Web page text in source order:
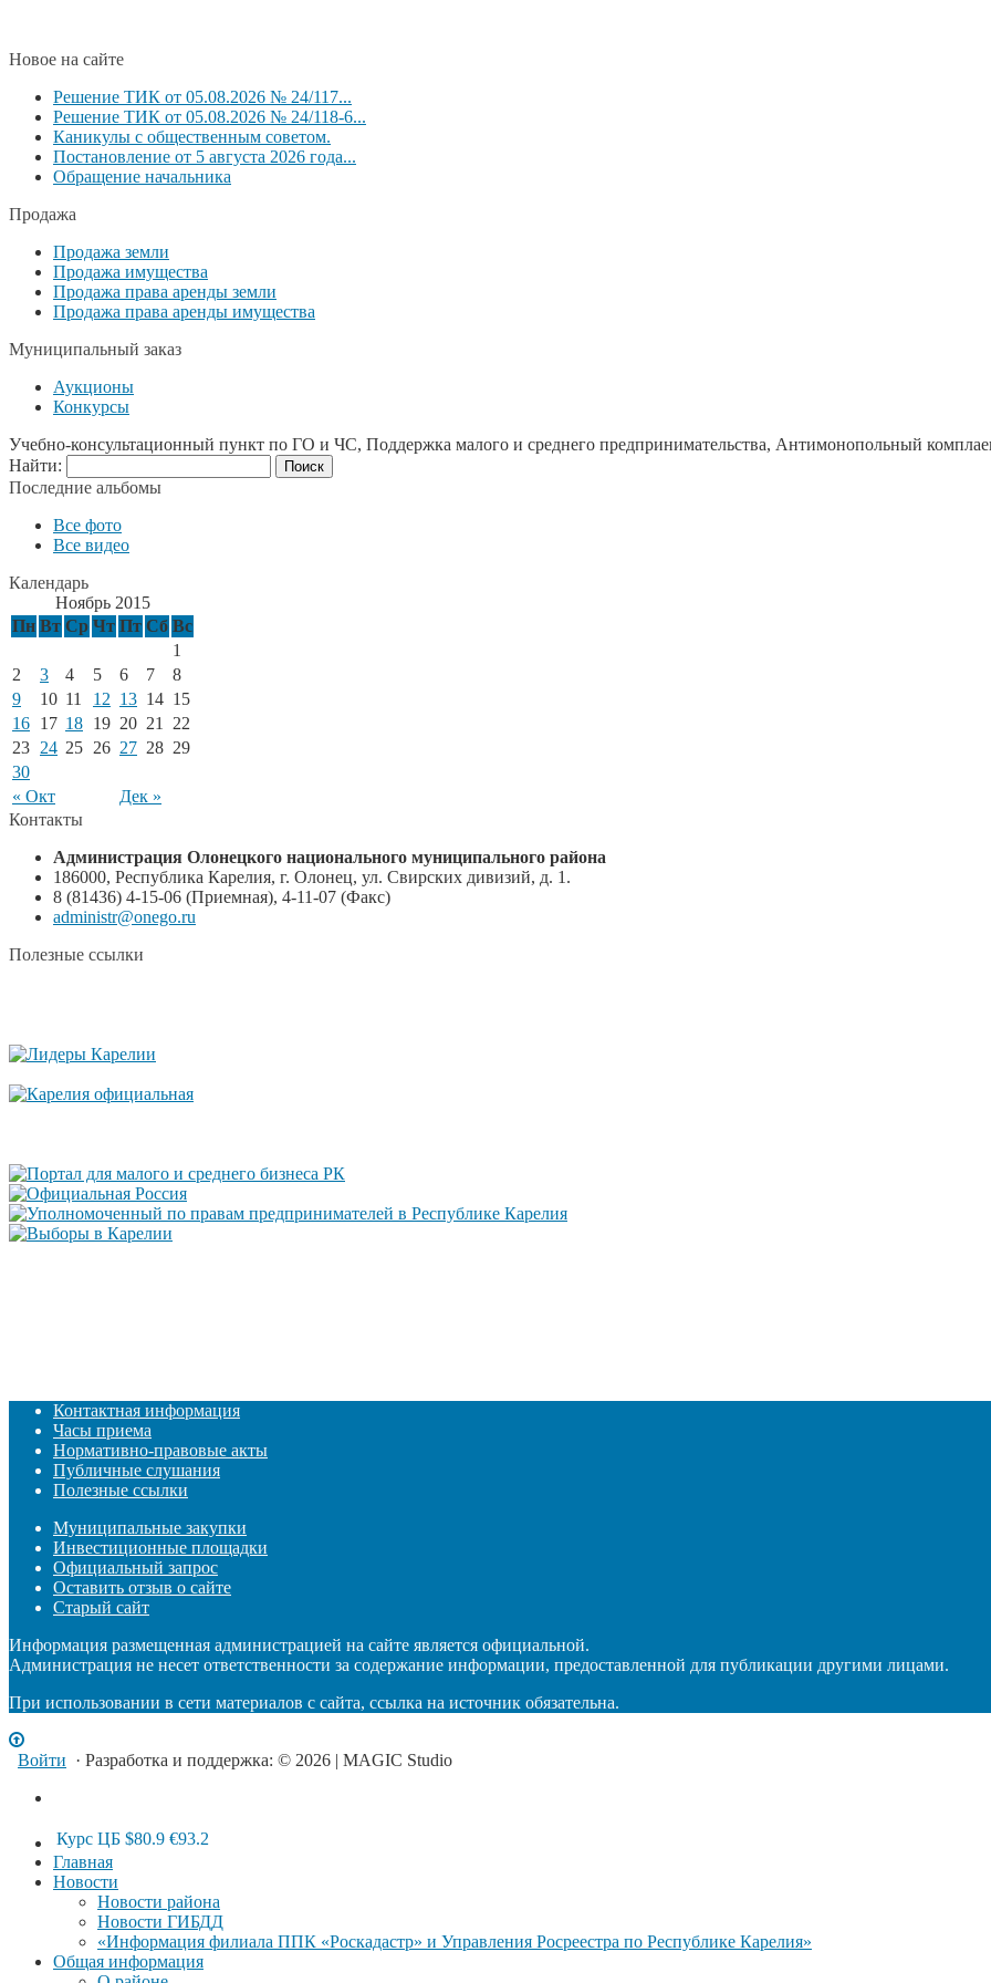
Новое на сайте
Решение ТИК от 05.08.2026 № 24/117...
Решение ТИК от 05.08.2026 № 24/118-6...
Каникулы с общественным советом.
Постановление от 5 августа 2026 года...
Обращение начальника
Продажа
Продажа земли
Продажа имущества
Продажа права аренды земли
Продажа права аренды имущества
Муниципальный заказ
Аукционы
Конкурсы
Учебно-консультационный пункт по ГО и ЧС, Поддержка малого и среднего предпринимательства, Антимонопольный
Найти:
Последние альбомы
Все фото
Все видео
Календарь
Ноябрь 2015
Пн Вт Ср Чт Пт Сб Вс
« Окт Дек »
1
2
3 4 5 6 7
8
9
10 11 12 13 14 15
16 17 18 19 20 21
22
23 24 25 26 27 28 29
30
Контакты
Администрация Олонецкого национального муниципального района
186000, Республика Карелия, г. Олонец, ул. Свирских дивизий, д. 1.
8 (81436) 4-15-06 (Приемная), 4-11-07 (Факс)
administr@onego.ru
Полезные ссылки
Контактная информация
Часы приема
Нормативно-правовые акты
Публичные слушания
Полезные ссылки
Муниципальные закупки
Инвестиционные площадки
Официальный запрос
Оставить отзыв о сайте
Старый сайт
Информация размещенная администрацией на сайте является официальной.
Администрация не несет ответственности за содержание информации, предоставленной для публикации другими лицами.
При использовании в сети материалов с сайта, ссылка на источник обязательна.
Войти · Разработка и поддержка: © 2026 | MAGIC Studio
Курс ЦБ $80.9 €93.2
Главная
Новости
Новости района
Новости ГИБДД
«Информация филиала ППК «Роскадастр» и Управления Росреестра по Республике Карелия»
Общая информация